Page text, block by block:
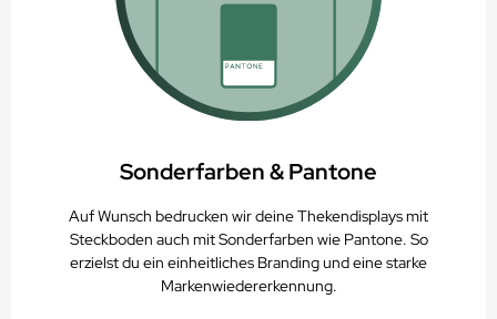
Sonderfarben & Pantone
Auf Wunsch bedrucken wir deine Thekendisplays mit
Steckboden auch mit Sonderfarben wie Pantone. So
erzielst du ein einheitliches Branding und eine starke
Markenwiedererkennung.